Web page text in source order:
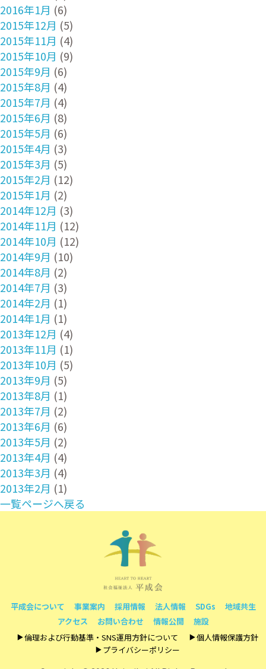
2016年1月 (6)
2015年12月 (5)
2015年11月 (4)
2015年10月 (9)
2015年9月 (6)
2015年8月 (4)
2015年7月 (4)
2015年6月 (8)
2015年5月 (6)
2015年4月 (3)
2015年3月 (5)
2015年2月 (12)
2015年1月 (2)
2014年12月 (3)
2014年11月 (12)
2014年10月 (12)
2014年9月 (10)
2014年8月 (2)
2014年7月 (3)
2014年2月 (1)
2014年1月 (1)
2013年12月 (4)
2013年11月 (1)
2013年10月 (5)
2013年9月 (5)
2013年8月 (1)
2013年7月 (2)
2013年6月 (6)
2013年5月 (2)
2013年4月 (4)
2013年3月 (4)
2013年2月 (1)
一覧ページへ戻る
平成会について 事業案内 採用情報 法人情報 SDGs
地域共生
アクセス
お問い合わせ 情報公開
施設
倫理および行動基準・SNS運用方針について
個人情報保護方針
プライバシーポリシー